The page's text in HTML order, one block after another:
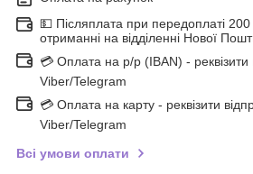
💵 Післяплата при передоплаті
отриманні на відділенні Нової
💳 Оплата на р/р (IBAN) - реквізити
Viber/Telegram
💳 Оплата на карту - реквізити
Viber/Telegram
Всі умови оплати